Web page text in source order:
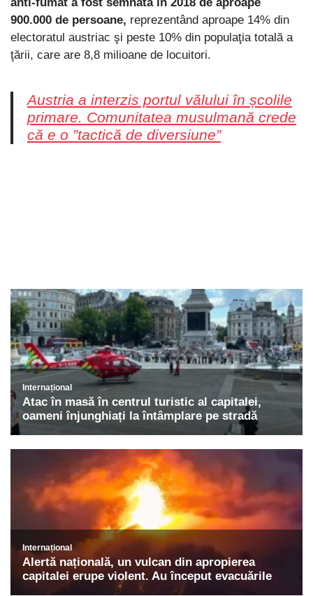
900.000 de persoane, reprezentând aproape 14% din
electoratul austriac şi peste 10% din populaţia totală a
ţării, care are 8,8 milioane de locuitori.
Austria a interzis portul vălului în școlile
primare. Comunitatea musulmană crede
că e o ”tactică de diversiune”